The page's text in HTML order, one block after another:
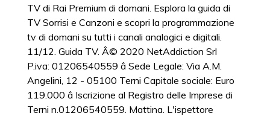
TV di Rai Premium di domani. Esplora la guida di
TV Sorrisi e Canzoni e scopri la programmazione
tv di domani su tutti i canali analogici e digitali.
11/12. Guida TV. Â© 2020 NetAddiction Srl
P.iva: 01206540559 â Sede Legale: Via A.M.
Angelini, 12 - 05100 Terni Capitale sociale: Euro
119.000 â Iscrizione al Registro delle Imprese di
Terni n.01206540559. Mattina. L'ispettore